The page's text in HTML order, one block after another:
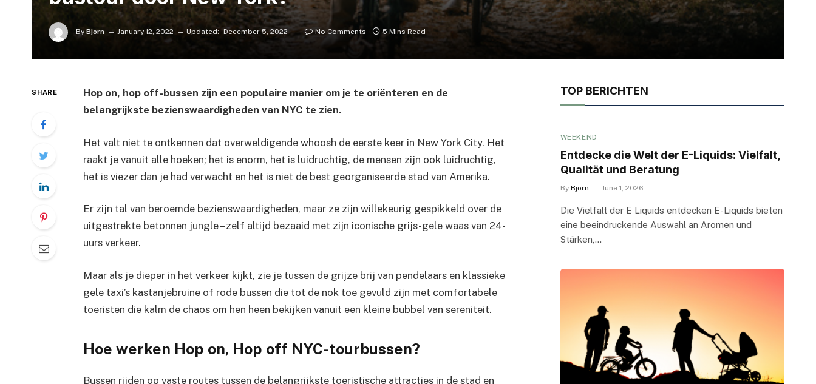
By Bjorn January 12, 2022 Updated: December 5, 2022 No Comments 5 Mins Read
SHARE
Hop on, hop off-bussen zijn een populaire manier om je te oriënteren en de
belangrijkste bezienswaardigheden van NYC te zien.
Het valt niet te ontkennen dat overweldigende whoosh de eerste keer in New York City. Het
raakt je vanuit alle hoeken; het is enorm, het is luidruchtig, de mensen zijn ook luidruchtig,
het is viezer dan je had verwacht en het is niet de best georganiseerde stad van Amerika.
Er zijn tal van beroemde bezienswaardigheden, maar ze zijn willekeurig gespikkeld over de
uitgestrekte betonnen jungle – zelf altijd bezaaid met zijn iconische grijs-gele waas van 24-
uurs verkeer.
Maar als je dieper in het verkeer kijkt, zie je tussen de grijze brij van pendelaars en klassieke
gele taxi’s kastanjebruine of rode bussen die tot de nok toe gevuld zijn met comfortabele
toeristen die kalm de chaos om hen heen bekijken vanuit een kleine bubbel van sereniteit.
Hoe werken Hop on, Hop off NYC-tourbussen?
Bussen rijden op vaste routes tussen de belangrijkste toeristische attracties in de stad en
TOP BERICHTEN
WEEKEND
Entdecke die Welt der E-Liquids: Vielfalt,
Qualität und Beratung
By Bjorn June 1, 2026
Die Vielfalt der E Liquids entdecken E-Liquids bieten
eine beeindruckende Auswahl an Aromen und
Stärken,…